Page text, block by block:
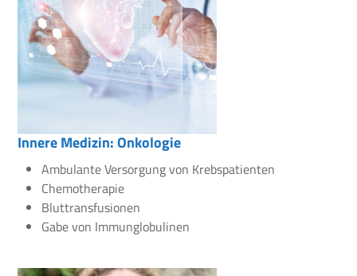
Innere Medizin: Onkologie
Ambulante Versorgung von Krebspatienten
Chemotherapie
Bluttransfusionen
Gabe von Immunglobulinen